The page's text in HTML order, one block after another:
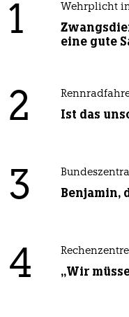
1 Wehrplicht
eine gute
2 Ist das
3 Benjamin,
4 „Wir